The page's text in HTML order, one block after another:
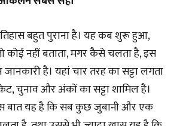
बहुत पुराना है। यह कब शुरू हुआ,
कोई नहीं बताता, मगर कैसे चलता है, इस
है। यहां चार तरह का सट्टा लगता
चुनाव और अंकों का सट्टा शामिल है।
बात यह है कि सब कुछ जुबानी और एक